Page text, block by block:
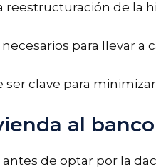
reestructuración de la
para llevar
clave para
al banco
de optar por la